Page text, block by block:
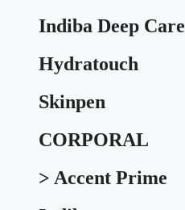
Indiba Deep Care
Hydratouch
Skinpen
CORPORAL
> Accent Prime